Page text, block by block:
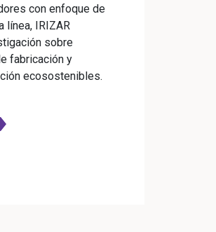
con enfoque de
línea, IRIZAR
sobre
fabricación y
ecosostenibles.